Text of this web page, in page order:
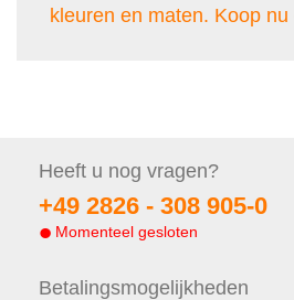
kleuren en maten. Koop nu
Heeft u nog vragen?
+49 2826 - 308 905-0
Momenteel gesloten
Betalingsmogelijkheden